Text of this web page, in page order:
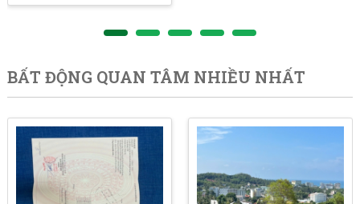
BẤT ĐỘNG QUAN TÂM NHIỀU NHẤT